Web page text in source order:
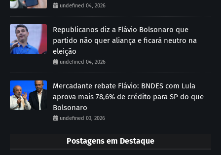
undefined 04, 2026
Republicanos diz a Flávio Bolsonaro que
partido não quer aliança e ficará neutro na
eleição
undefined 04, 2026
Mercadante rebate Flávio: BNDES com Lula
aprova mais 78,6% de crédito para SP do que
Bolsonaro
undefined 03, 2026
Postagens em Destaque